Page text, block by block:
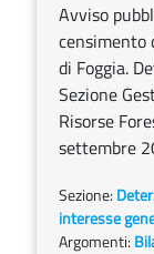
Avviso
censimento
di Foggia.
Sezione
Risorse
settembre
Sezione:
interesse
Argomenti: